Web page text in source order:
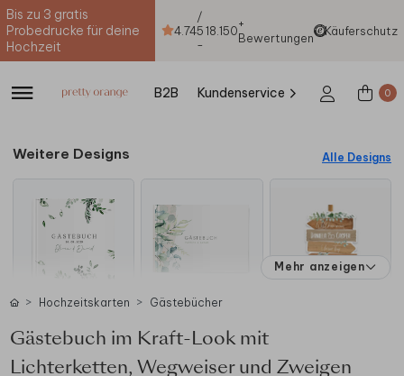
Bis zu 3 gratis
Probedrucke für deine
Hochzeit
4.74
/
5
-
18.150+
Bewertungen
Käuferschutz
B2B Kundenservice 0
Weitere Designs Alle Designs
Mehr anzeigen
Hochzeitskarten Gästebücher
Gästebuch im Kraft-Look mit
Lichterketten, Wegweiser und Zweigen